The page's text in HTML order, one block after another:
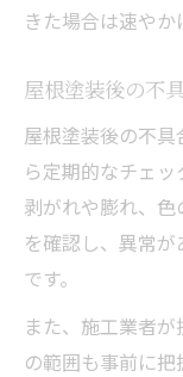
きた場合は速やか
屋根塗装後の不
屋根塗装後の不
ら定期的なチェ
剥がれや膨れ、
を確認し、異常
です。
また、施工業者
の範囲も事前に